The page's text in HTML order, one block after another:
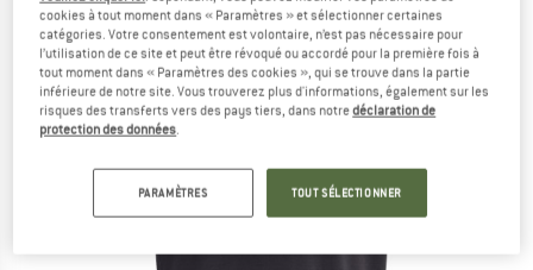
cookies à tout moment dans « Paramètres » et sélectionner certaines
catégories. Votre consentement est volontaire, n’est pas nécessaire pour
l’utilisation de ce site et peut être révoqué ou accordé pour la première fois à
tout moment dans « Paramètres des cookies », qui se trouve dans la partie
inférieure de notre site. Vous trouverez plus d'informations, également sur les
risques des transferts vers des pays tiers, dans notredéclaration de
protection des données.
PARAMÈTRES TOUT SÉLECTIONNER